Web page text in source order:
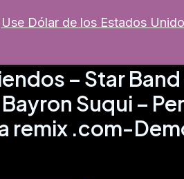
Soporte MI
– Star
Suqui –
remix .com-
Use Dólar de los Estados